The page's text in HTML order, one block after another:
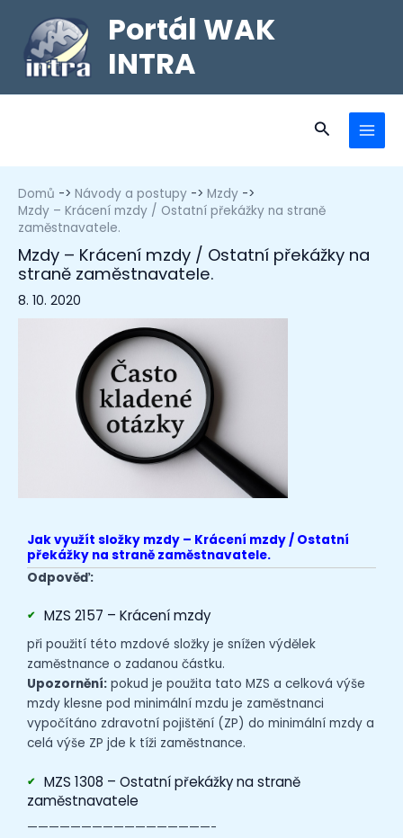
Portál WAK
INTRA
Domů Návody a postupy
Mzdy
Mzdy – Krácení mzdy / Ostatní překážky na straně
zaměstnavatele.
Mzdy – Krácení mzdy / Ostatní překážky na
straně zaměstnavatele.
8. 10. 2020
Jak využít složky mzdy – Krácení mzdy / Ostatní
překážky na straně zaměstnavatele.
Odpověď:
MZS 2157 – Krácení mzdy
při použití této mzdové složky je snížen výdělek
zaměstnance o zadanou částku.
Upozornění: pokud je použita tato MZS a celková výše
mzdy klesne pod minimální mzdu je zaměstnanci
vypočítáno zdravotní pojištění (ZP) do minimální mzdy a
celá výše ZP jde k tíži zaměstnance.
MZS 1308 – Ostatní překážky na straně
zaměstnavatele
—————————————————-